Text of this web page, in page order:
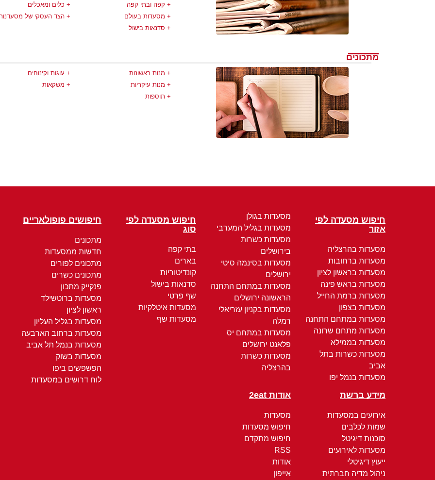
קפה ובתי קפה
מסעדות בעולם
סדנאות בישול
כלים ומאכלים
הצד העסקי של
מתכונים
מנות ראשונות
מנות עיקריות
תוספות
עוגות וקינוחים
משקאות
חיפוש מסעדה לפי
אזור
מסעדות בהרצליה
מסעדות ברחובות
מסעדות בראשון לציון
מסעדות בראש פינה
מסעדות ברמת החייל
מסעדות בצפון
מסעדות במתחם התחנה
מסעדות מתחם שרונה
מסעדות בממילא
מסעדות כשרות בתל
אביב
מסעדות בנמל יפו
מסעדות בגולן
מסעדות בגליל המערבי
מסעדות כשרות
בירושלים
מסעדות בסינמה סיטי
ירושלים
מסעדות במתחם התחנה
הראשונה ירושלים
מסעדות בקניון עזריאלי
רמלה
מסעדות במתחם יס
פלאנט ירושלים
מסעדות כשרות
בהרצליה
חיפוש מסעדה לפי
סוג
בתי קפה
בארים
קונדיטוריות
סדנאות בישול
שף פרטי
מסעדות איטלקיות
מסעדות שף
חיפושים פופולאריים
מתכונים
חדשות ממסעדות
מתכונים לפורים
מתכונים כשרים
פנקייק מתכון
מסעדות ברוטשילד
ראשון לציון
מסעדות בגליל העליון
מסעדות ברחוב הארבעה
מסעדות בנמל תל אביב
מסעדות בשוק
הפשפשים ביפו
לוח דרושים במסעדות
מידע ברשת
אירועים במסעדות
שמות לכלבים
סוכנות דיגיטל
מסעדות לאירועים
ייעוץ דיגיטלי
ניהול מדיה חברתית
אודות 2eat
מסעדות
חיפוש מסעדות
חיפוש מתקדם
RSS
אודות
אייפון